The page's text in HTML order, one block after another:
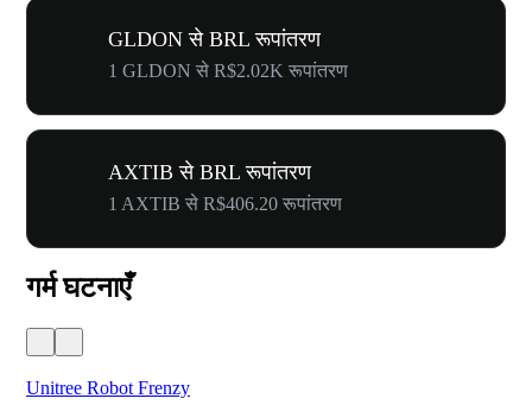
GLDON से BRL रूपांतरण
1 GLDON से R$2.02K रूपांतरण
AXTIB से BRL रूपांतरण
1 AXTIB से R$406.20 रूपांतरण
गर्म घटनाएँ
Unitree Robot Frenzy